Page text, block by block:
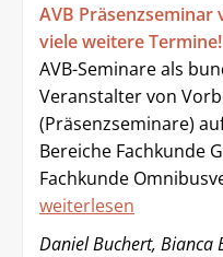
AVB Präsenzseminar
viele weitere Termine!
AVB-Seminare als
Veranstalter von
(Präsenzseminare)
Bereiche Fachkunde
Fachkunde
weiterlesen
Daniel Buchert, Bianca